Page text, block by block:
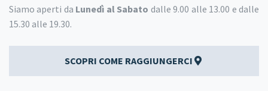
Siamo aperti da Lunedì al Sabato dalle 9.00 alle 13.00 e dalle
15.30 alle 19.30.
SCOPRI COME RAGGIUNGERCI